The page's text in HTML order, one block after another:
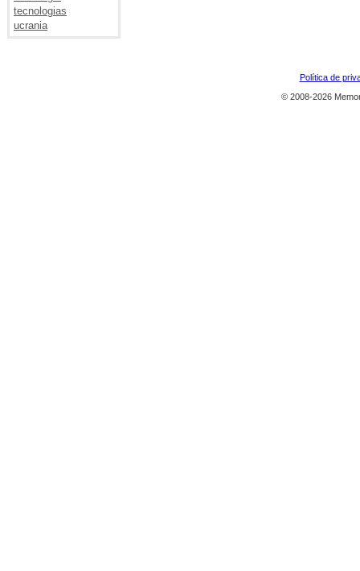
tecnologias
ucrania
Política de
© 2008-2026